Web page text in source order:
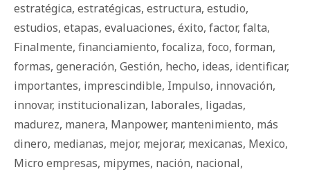
estratégica, estratégicas, estructura, estudio,
estudios, etapas, evaluaciones, éxito, factor, falta,
Finalmente, financiamiento, focaliza, foco, forman,
formas, generación, Gestión, hecho, ideas, identificar,
importantes, imprescindible, Impulso, innovación,
innovar, institucionalizan, laborales, ligadas,
madurez, manera, Manpower, mantenimiento, más
dinero, medianas, mejor, mejorar, mexicanas, Mexico,
Micro empresas, mipymes, nación, nacional,